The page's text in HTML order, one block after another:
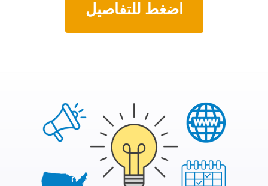
اضغط للتفاصيل